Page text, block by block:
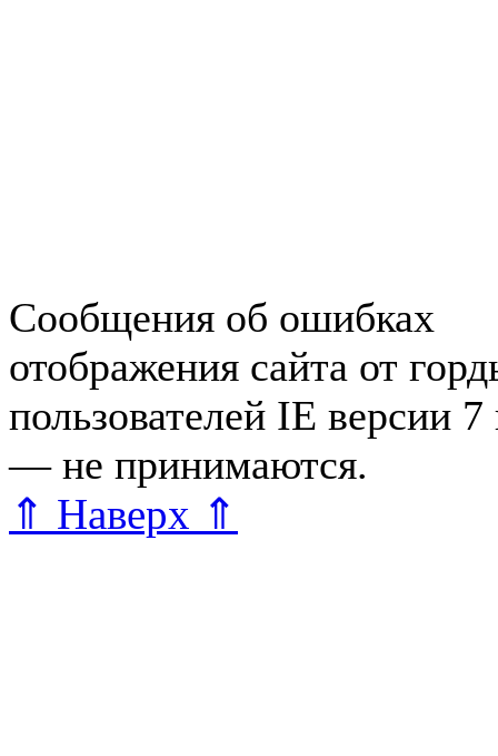
Сообщения об ошибках
отображения сайта от
пользователей IE версии
— не принимаются.
⇑ Наверх ⇑